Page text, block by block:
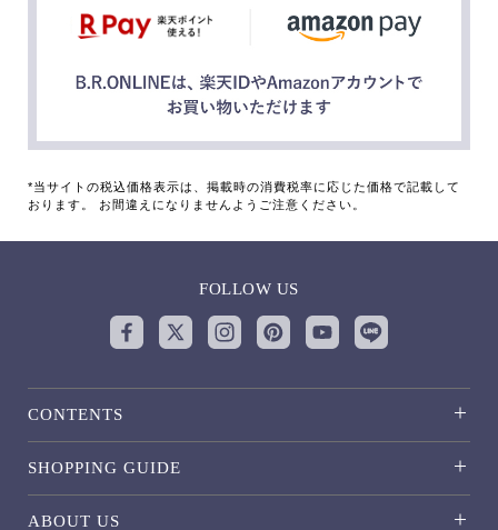
*当サイトの税込価格表示は、掲載時の消費税率に応じた価格で記載して
おります。 お間違えになりませんようご注意ください。
FOLLOW US
CONTENTS
SHOPPING GUIDE
ABOUT US